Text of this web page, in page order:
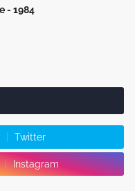
- 1984
Twitter
Instagram